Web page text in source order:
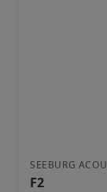
SEEBURG
F2